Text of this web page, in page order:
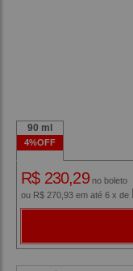
90 ml
4%OFF
R$ 230,29no boleto
ou R$ 270,93 em até 6 x de